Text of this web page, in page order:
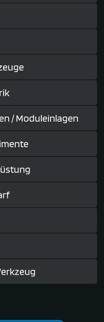
/ Moduleinlagen